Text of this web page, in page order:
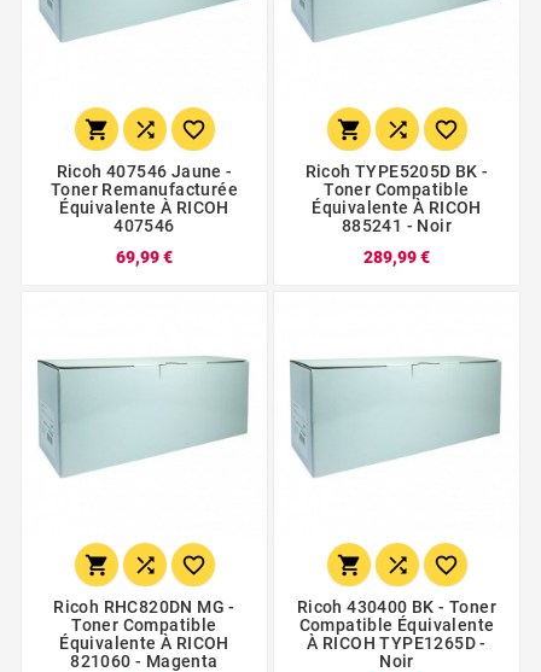
  
Ricoh 407546 Jaune -
Toner Remanufacturée
Équivalente À RICOH
407546
69,99 €
  
Ricoh TYPE5205D BK -
Toner Compatible
Équivalente À RICOH
885241 - Noir
289,99 €
  
Ricoh RHC820DN MG -
Toner Compatible
Équivalente À RICOH
821060 - Magenta
  
Ricoh 430400 BK - Toner
Compatible Équivalente
À RICOH TYPE1265D -
Noir